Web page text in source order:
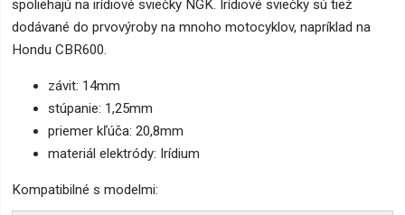
spoliehajú na irídiové sviečky NGK. Irídiové sviečky sú tiež
dodávané do prvovýroby na mnoho motocyklov, napríklad na
Hondu CBR600.
závit: 14mm
stúpanie: 1,25mm
priemer kľúča: 20,8mm
materiál elektródy: Irídium
Kompatibilné s modelmi: